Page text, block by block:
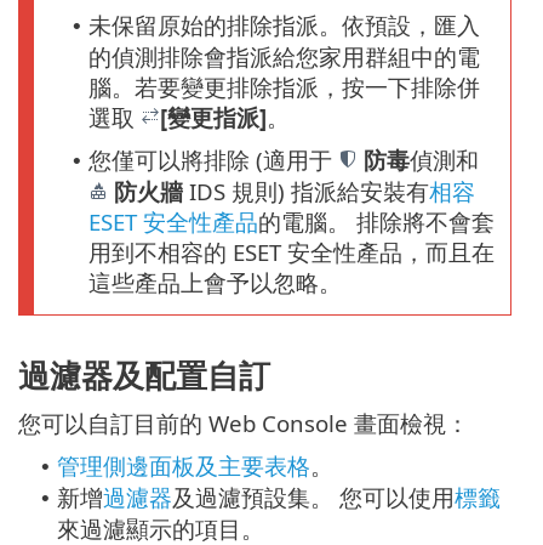
• 未保留原始的排除指派。依預設，匯入
的偵測排除會指派給您家用群組中的電
腦。若要變更排除指派，按一下排除併
選取
[變更指派]。
• 您僅可以將排除 (適用于 防毒偵測和
防火牆 IDS 規則) 指派給安裝有相容
ESET 安全性產品的電腦。 排除將不會套
用到不相容的 ESET 安全性產品，而且在
這些產品上會予以忽略。
過濾器及配置自訂
您可以自訂目前的 Web Console 畫面檢視：
• 管理側邊面板及主要表格。
• 新增過濾器及過濾預設集。 您可以使用標籤
來過濾顯示的項目。